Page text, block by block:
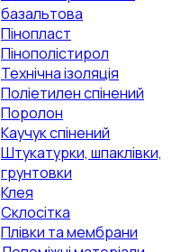
базальтова
Пінопласт
Пінополістирол
Технічна ізоляція
Поліетилен спінений
Поролон
Каучук спінений
Штукатурки, шпаклівки,
грунтовки
Клея
Склосітка
Плівки та мембрани